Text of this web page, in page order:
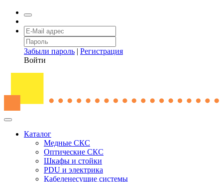
Забыли пароль | Регистрация
Войти
Каталог
Медные СКС
Оптические СКС
Шкафы и стойки
PDU и электрика
Кабеленесущие системы